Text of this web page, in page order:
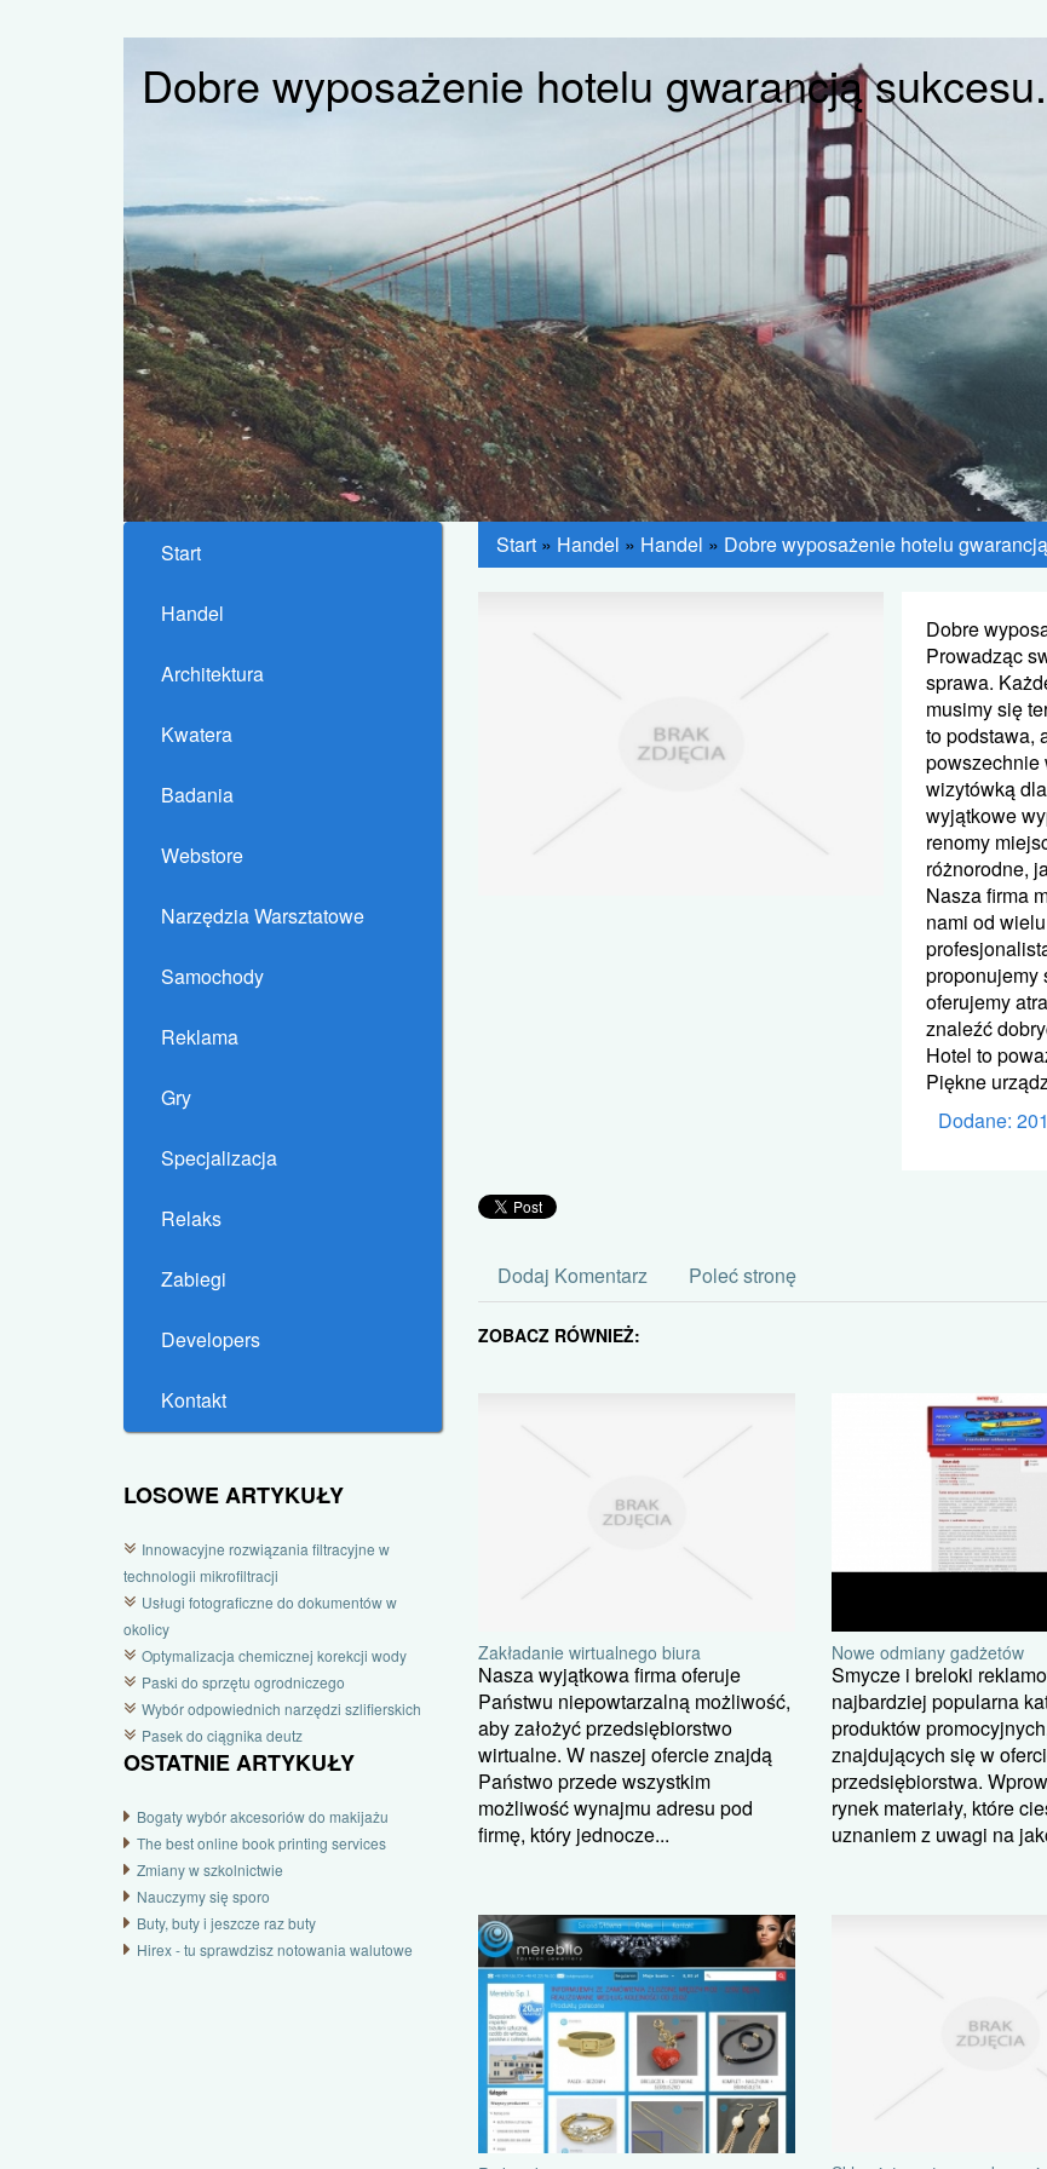
Dobre wyposażenie hotelu gwarancją sukcesu.
Start
Handel
Architektura
Kwatera
Badania
Webstore
Narzędzia Warsztatowe
Samochody
Reklama
Gry
Specjalizacja
Relaks
Zabiegi
Developers
Kontakt
LOSOWE ARTYKUŁY
Innowacyjne rozwiązania filtracyjne w
technologii mikrofiltracji
Usługi fotograficzne do dokumentów w
okolicy
Optymalizacja chemicznej korekcji wody
Paski do sprzętu ogrodniczego
Wybór odpowiednich narzędzi szlifierskich
Pasek do ciągnika deutz
OSTATNIE ARTYKUŁY
Bogaty wybór akcesoriów do makijażu
The best online book printing services
Zmiany w szkolnictwie
Nauczymy się sporo
Buty, buty i jeszcze raz buty
Hirex - tu sprawdzisz notowania walutowe
Start» Handel » Handel » Dobre wyposażenie hotelu
Dobre
Prowadząc
sprawa.
musimy się
to podstawa,
powszechnie
wizytówką
wyjątkowe
renomy
różnorodne,
Nasza firma
nami od
proponujemy
oferujemy
znaleźć
Hotel to
Piękne
Dodane:
Dodaj Komentarz Poleć stronę
ZOBACZ RÓWNIEŻ:
Zakładanie wirtualnego biura
Nasza wyjątkowa firma oferuje
Państwu niepowtarzalną możliwość,
aby założyć przedsiębiorstwo
wirtualne. W naszej ofercie znajdą
Państwo przede wszystkim
możliwość wynajmu adresu pod
firmę, który jednocze...
Nowe odmiany gadżetów
Smycze i breloki
najbardziej popularna
produktów
znajdujących się w
przedsiębiorstwa.
rynek materiały, które
uznaniem z uwagi na